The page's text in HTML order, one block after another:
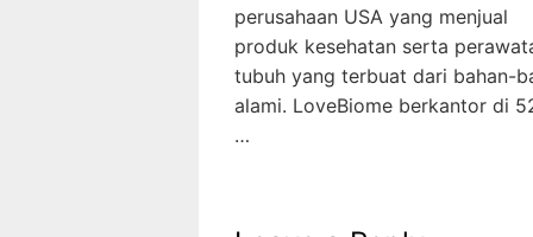
perusahaan USA yang menjual
produk kesehatan serta
tubuh yang terbuat dari bahan-
alami. LoveBiome berkantor di
…